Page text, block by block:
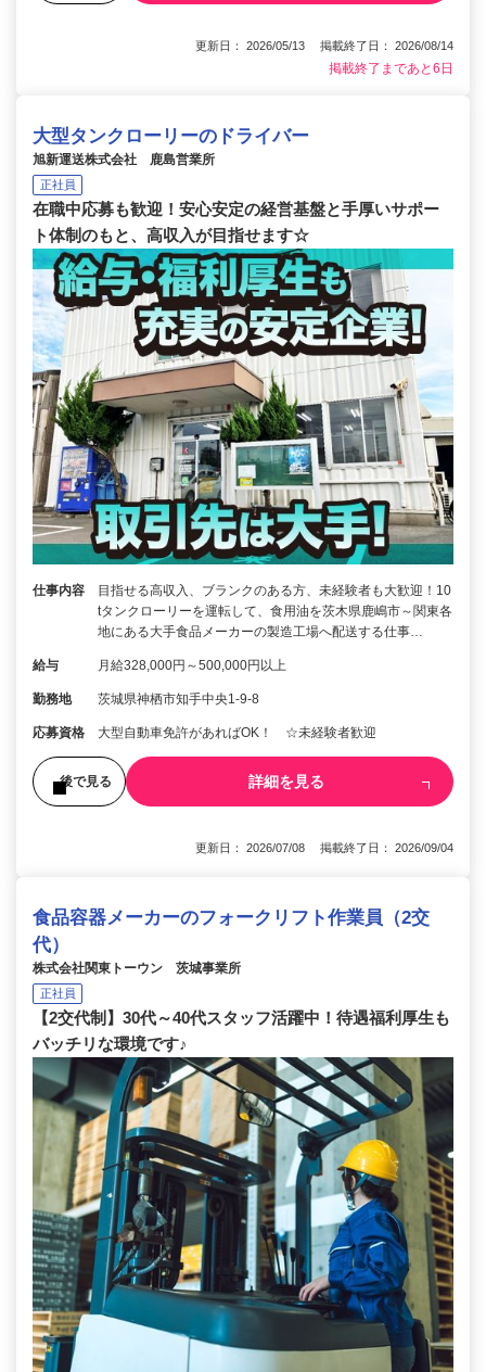
更新日： 2026/05/13 掲載終了日： 2026/08/14
掲載終了まであと6日
大型タンクローリーのドライバー
旭新運送株式会社 鹿島営業所
正社員
在職中応募も歓迎！安心安定の経営基盤と手厚いサポー
ト体制のもと、高収入が目指せます☆
仕事内容
目指せる高収入、ブランクのある方、未経験者も大歓迎！10
tタンクローリーを運転して、食用油を茨木県鹿嶋市～関東各
地にある大手食品メーカーの製造工場へ配送する仕事…
給与 月給328,000円～500,000円以上
勤務地 茨城県神栖市知手中央1-9-8
応募資格 大型自動車免許があればOK！ ☆未経験者歓迎
後で見る 詳細を見る
更新日： 2026/07/08 掲載終了日： 2026/09/04
食品容器メーカーのフォークリフト作業員（2交
代）
株式会社関東トーウン 茨城事業所
正社員
【2交代制】30代～40代スタッフ活躍中！待遇福利厚生も
バッチリな環境です♪